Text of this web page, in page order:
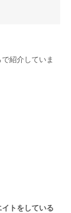
紹介していま
トをしている